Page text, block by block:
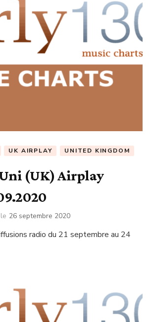
UK AIRPLAY UNITED KINGDOM
(UK) Airplay
le 26 septembre 2020
radio du 21 septembre au 24